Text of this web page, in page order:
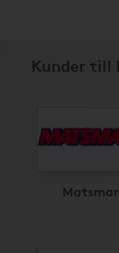
Kunder till